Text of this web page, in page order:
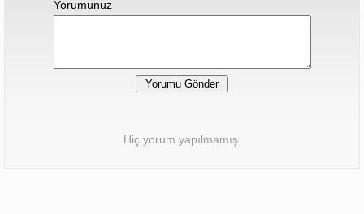
Yorumunuz
Hiç yorum yapılmamış.